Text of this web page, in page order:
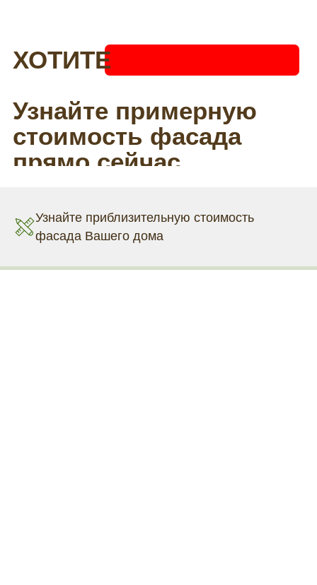
Узнайте приблизительную стоимость
фасада Вашего дома